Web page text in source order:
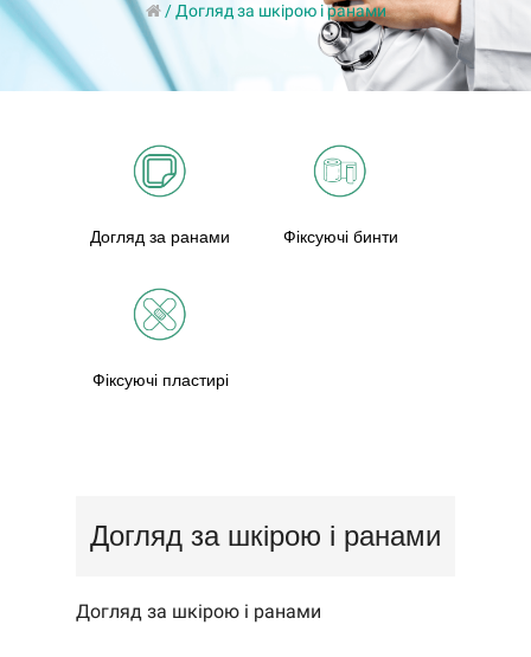
/ Догляд за шкірою і ранами
Догляд за ранами Фіксуючі бинти
Фіксуючі пластирі
Догляд за шкірою і ранами
Догляд за шкірою і ранами